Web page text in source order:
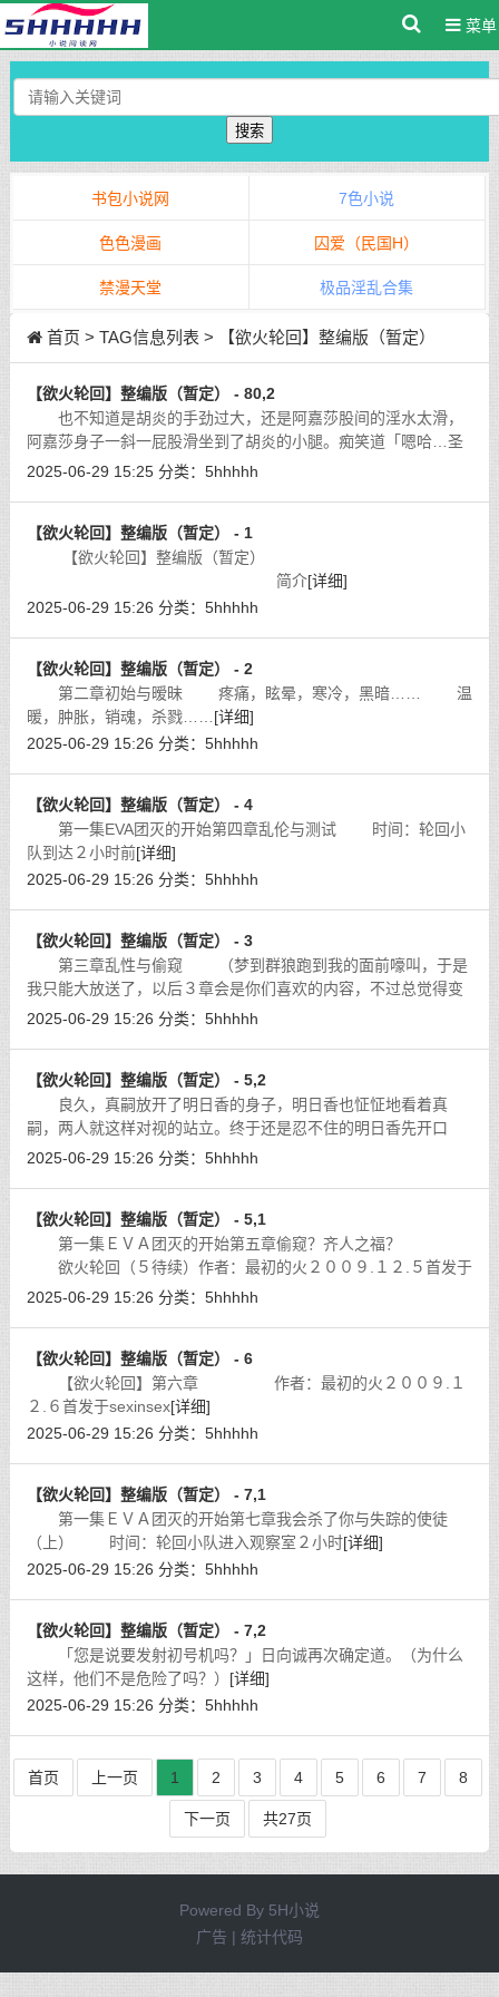
菜单
搜索
书包小说网 7色小说
色色漫画 囚爱（民国H）
禁漫天堂 极品淫乱合集
首页 > TAG信息列表 > 【欲火轮回】整编版（暂定）
【欲火轮回】整编版（暂定） - 80,2
也不知道是胡炎的手劲过大，还是阿嘉莎股间的淫水太滑，
阿嘉莎身子一斜一屁股滑坐到了胡炎的小腿。痴笑道「嗯哈…圣
王主人的精液，好舒服的感觉，圣王主人我们再来。啊。」
2025-06-29 15:25 分类： 5hhhhh
【欲火轮回】整编版（暂定） - 1
【欲火轮回】整编版（暂定）
简介[详细]
2025-06-29 15:26 分类： 5hhhhh
【欲火轮回】整编版（暂定） - 2
第二章初始与暧昧 疼痛，眩晕，寒冷，黑暗…… 温
暖，肿胀，销魂，杀戮…… [详细]
2025-06-29 15:26 分类： 5hhhhh
【欲火轮回】整编版（暂定） - 4
第一集EVA团灭的开始第四章乱伦与测试 时间：轮回小
队到达２小时前[详细]
2025-06-29 15:26 分类： 5hhhhh
【欲火轮回】整编版（暂定） - 3
第三章乱性与偷窥 （梦到群狼跑到我的面前嚎叫，于是
我只能大放送了，以后３章会是你们喜欢的内容，不过总觉得变
成写ＥＶＡ的Ｈ同人了。）[详细]
2025-06-29 15:26 分类： 5hhhhh
【欲火轮回】整编版（暂定） - 5,2
良久，真嗣放开了明日香的身子，明日香也怔怔地看着真
嗣，两人就这样对视的站立。终于还是忍不住的明日香先开口
道：「好…不过…算了…」明日香有些黯然的摇了摇头。
2025-06-29 15:26 分类： 5hhhhh
【欲火轮回】整编版（暂定） - 5,1
第一集ＥＶＡ团灭的开始第五章偷窥？齐人之福？
欲火轮回（５待续）作者：最初的火２００９.１２.５首发于
ｓｅｘｉｎｓｅｘ[详细]
2025-06-29 15:26 分类： 5hhhhh
【欲火轮回】整编版（暂定） - 6
【欲火轮回】第六章 作者：最初的火２００９.１
２.６首发于sexinsex[详细]
2025-06-29 15:26 分类： 5hhhhh
【欲火轮回】整编版（暂定） - 7,1
第一集ＥＶＡ团灭的开始第七章我会杀了你与失踪的使徒
（上） 时间：轮回小队进入观察室２小时[详细]
2025-06-29 15:26 分类： 5hhhhh
【欲火轮回】整编版（暂定） - 7,2
「您是说要发射初号机吗？」日向诚再次确定道。（为什么
这样，他们不是危险了吗？） [详细]
2025-06-29 15:26 分类： 5hhhhh
首页 上一页 1 2 3 4 5 6 7 8
下一页 共27页
Powered By 5H小说
广告 | 统计代码